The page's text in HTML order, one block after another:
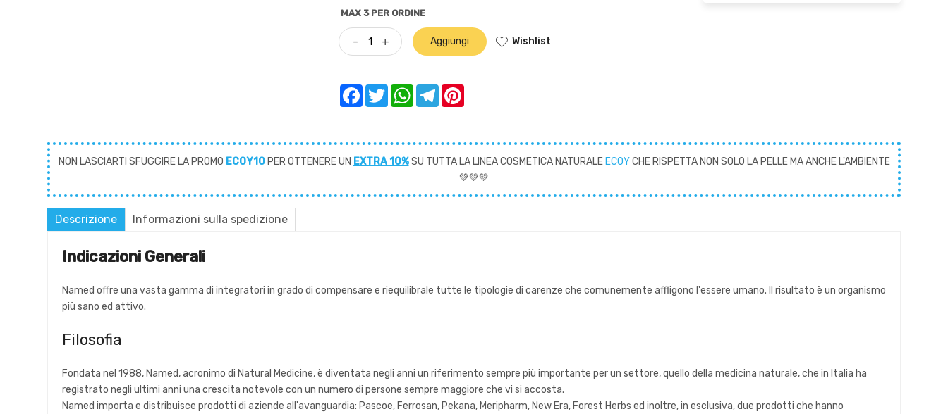
MAX 3 PER ORDINE
- + Aggiungi Wishlist
FacebookTwitter WhatsAppTelegram
NON LASCIARTI SFUGGIRE LA PROMO ECOY10PER OTTENERE UN EXTRA 10%SU TUTTA LA LINEA COSMETICA NATURALE ECOYCHE RISPETTA NON SOLO LA PELLE MA ANCHE L'AMBIENTE
💚💚💚
Descrizione Informazioni sulla spedizione
Indicazioni Generali
Named offre una vasta gamma di integratori in grado di compensare e riequilibrale tutte le tipologie di carenze che comunemente affligono l'essere umano. Il risultato è un organismo
più sano ed attivo.
Filosofia
Fondata nel 1988, Named, acronimo di Natural Medicine, è diventata negli anni un riferimento sempre più importante per un settore, quello della medicina naturale, che in Italia ha
registrato negli ultimi anni una crescita notevole con un numero di persone sempre maggiore che vi si accosta.
Named importa e distribuisce prodotti di aziende all'avanguardia: Pascoe, Ferrosan, Pekana, Meripharm, New Era, Forest Herbs ed inoltre, in esclusiva, due prodotti che hanno